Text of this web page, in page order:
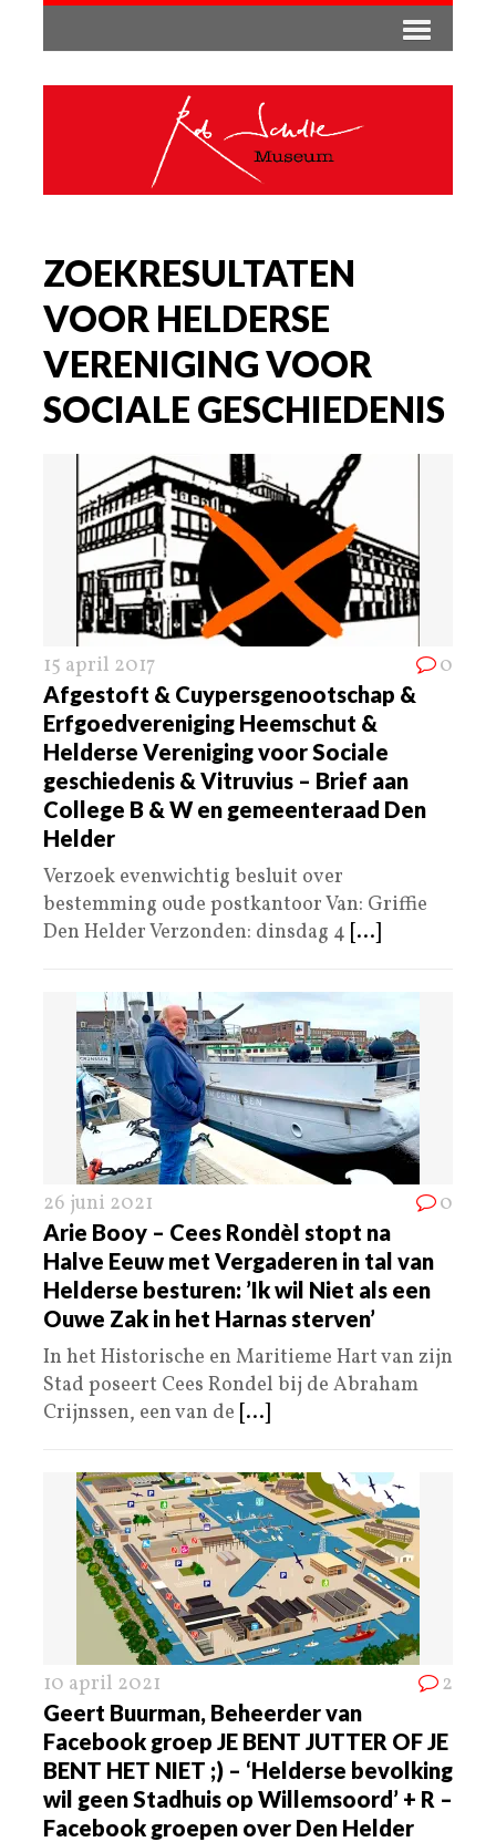
ZOEKRESULTATEN
VOOR HELDERSE
VERENIGING VOOR
SOCIALE GESCHIEDENIS
15 april 2017 0
Afgestoft & Cuypersgenootschap &
Erfgoedvereniging Heemschut &
Helderse Vereniging voor Sociale
geschiedenis & Vitruvius – Brief aan
College B & W en gemeenteraad Den
Helder
Verzoek evenwichtig besluit over
bestemming oude postkantoor Van: Griffie
Den Helder Verzonden: dinsdag 4 [...]
26 juni 2021 0
Arie Booy – Cees Rondèl stopt na
Halve Eeuw met Vergaderen in tal van
Helderse besturen: ’Ik wil Niet als een
Ouwe Zak in het Harnas sterven’
In het Historische en Maritieme Hart van zijn
Stad poseert Cees Rondel bij de Abraham
Crijnssen, een van de [...]
10 april 2021 2
Geert Buurman, Beheerder van
Facebook groep JE BENT JUTTER OF JE
BENT HET NIET ;) – ‘Helderse bevolking
wil geen Stadhuis op Willemsoord’ + R –
Facebook groepen over Den Helder